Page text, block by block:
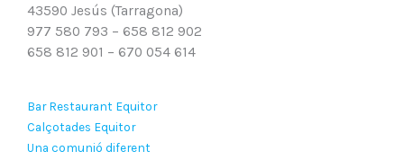
43590 Jesús (Tarragona)
977 580 793 – 658 812 902
658 812 901 – 670 054 614
Bar Restaurant Equitor
Calçotades Equitor
Una comunió diferent